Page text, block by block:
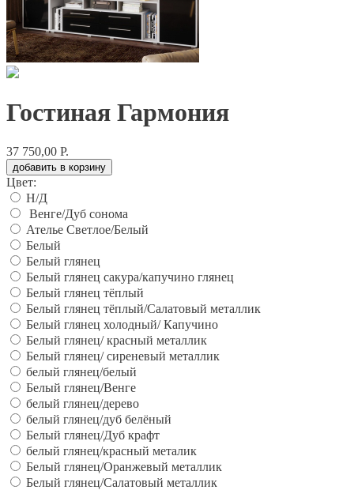
Гостиная Гармония
37 750,00 Р.
добавить в корзину
Цвет:
Н/Д
Венге/Дуб сонома
Ателье Светлое/Белый
Белый
Белый глянец
Белый глянец сакура/капучино глянец
Белый глянец тёплый
Белый глянец тёплый/Салатовый металлик
Белый глянец холодный/ Капучино
Белый глянец/ красный металлик
Белый глянец/ сиреневый металлик
белый глянец/белый
Белый глянец/Венге
белый глянец/дерево
белый глянец/дуб белёный
Белый глянец/Дуб крафт
белый глянец/красный металик
Белый глянец/Оранжевый металлик
Белый глянец/Салатовый металлик